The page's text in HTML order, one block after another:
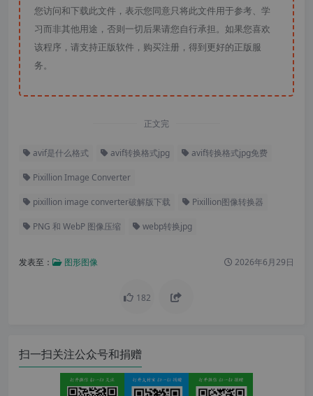
您访问和下载此文件，表示您同意只将此文件用于参考、学
习而非其他用途，否则一切后果请您自行承担。如果您喜欢
该程序，请支持正版软件，购买注册，得到更好的正版服
务。
正文完
avif是什么格式 avif转换格式jpg avif转换格式jpg免费
Pixillion Image Converter
pixillion image converter破解版下载 Pixillion图像转换器
PNG 和 WebP 图像压缩 webp转换jpg
发表至： 图形图像 2026年6月29日
182
扫一扫关注公众号和捐赠